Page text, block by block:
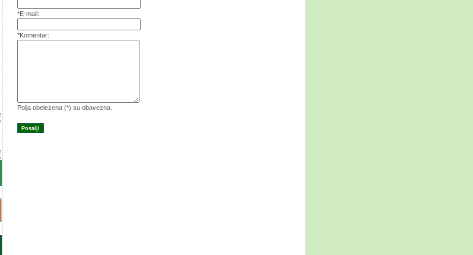
*E-mail:
*Komentar:
Polja obelezena (*) su obavezna.